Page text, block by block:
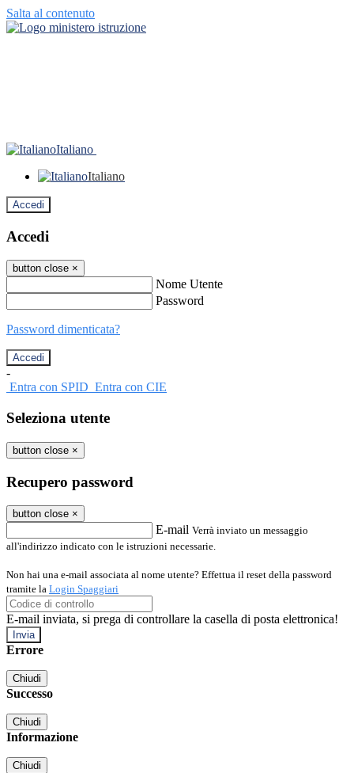
Salta al contenuto
Italiano
Italiano
Accedi
Accedi
button close ×
Nome Utente
Password
Password dimenticata?
-
Entra con SPID Entra con CIE
Seleziona utente
button close ×
Recupero password
button close ×
E-mail Verrà inviato un messaggio
all'indirizzo indicato con le istruzioni necessarie.
Non hai una e-mail associata al nome utente? Effettua il reset della password
tramite la Login Spaggiari
E-mail inviata, si prega di controllare la casella di posta elettronica!
Errore
Chiudi
Successo
Chiudi
Informazione
Chiudi